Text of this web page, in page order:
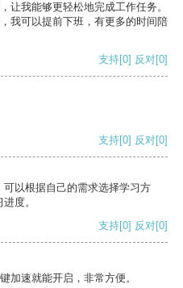
让我能够更轻松地完成工作任务。
我可以提前下班，有更多的时间陪
支持[0] 反对[0]
支持[0] 反对[0]
以根据自己的需求选择学习方
度。
支持[0] 反对[0]
加速就能开启，非常方便。